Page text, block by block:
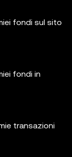
fondi sul sito
fondi in
transazioni